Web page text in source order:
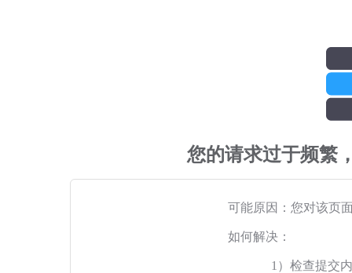
您的请求过于频繁
可能原因：您对该页
如何解决：
1）检查提交